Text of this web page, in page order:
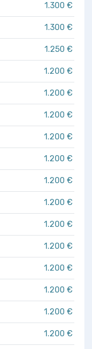
1.300 €
1.300 €
1.250 €
1.200 €
1.200 €
1.200 €
1.200 €
1.200 €
1.200 €
1.200 €
1.200 €
1.200 €
1.200 €
1.200 €
1.200 €
1.200 €